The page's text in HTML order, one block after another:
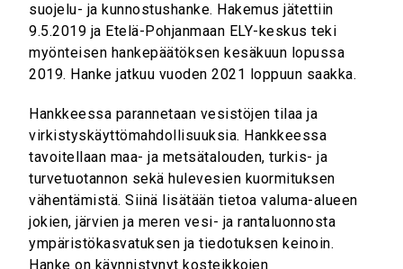
suojelu- ja kunnostushanke. Hakemus jätettiin
9.5.2019 ja Etelä-Pohjanmaan ELY-keskus teki
myönteisen hankepäätöksen kesäkuun lopussa
2019. Hanke jatkuu vuoden 2021 loppuun saakka.
Hankkeessa parannetaan vesistöjen tilaa ja
virkistyskäyttömahdollisuuksia. Hankkeessa
tavoitellaan maa- ja metsätalouden, turkis- ja
turvetuotannon sekä hulevesien kuormituksen
vähentämistä. Siinä lisätään tietoa valuma-alueen
jokien, järvien ja meren vesi- ja rantaluonnosta
ympäristökasvatuksen ja tiedotuksen keinoin.
Hanke on käynnistynyt kosteikkojen